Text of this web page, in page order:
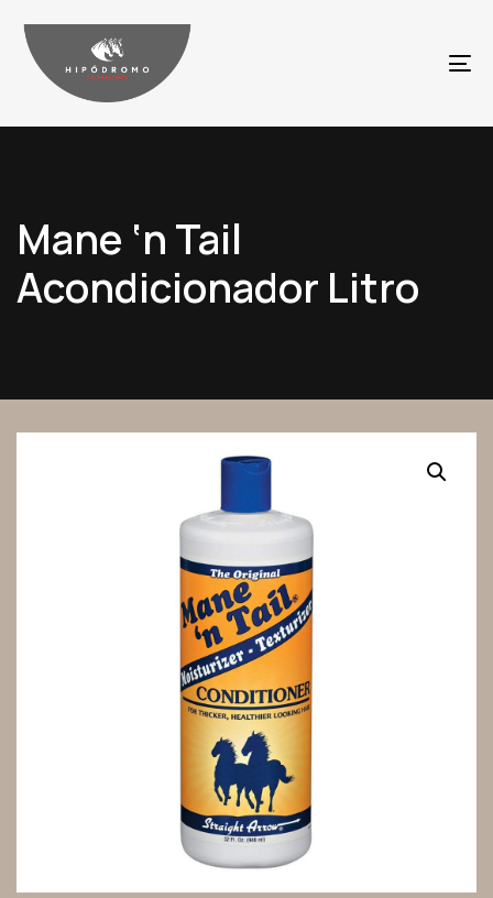
links
content
Mane ‘n Tail
Acondicionador Litro